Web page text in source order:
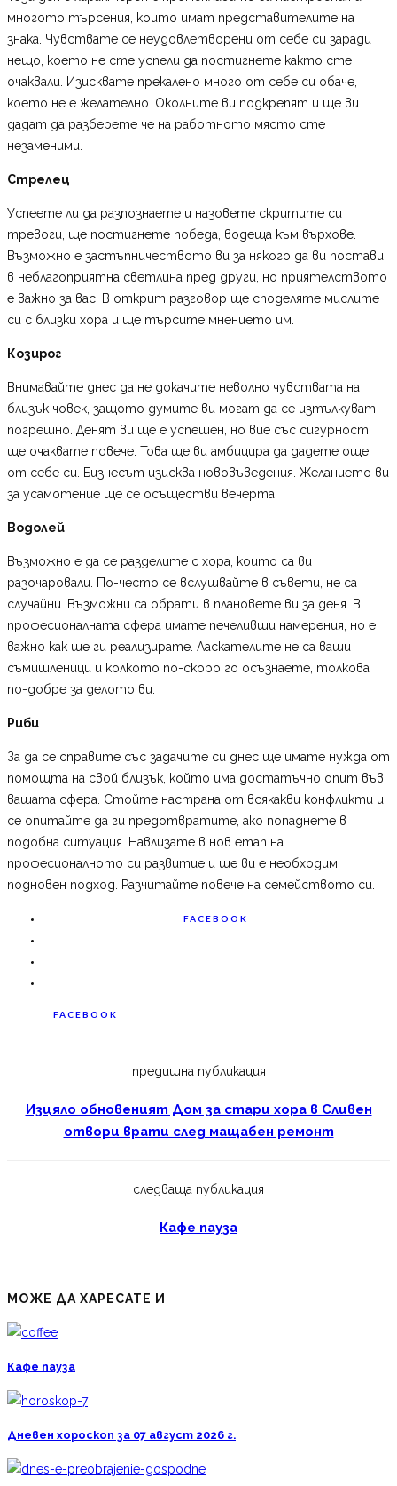
многото търсения, които имат представителите на
знака. Чувствате се неудовлетворени от себе си заради
нещо, което не сте успели да постигнете както сте
очаквали. Изисквате прекалено много от себе си обаче,
което не е желателно. Околните ви подкрепят и ще ви
дадат да разберете че на работното място сте
незаменими.
Стрелец
Успеете ли да разпознаете и назовете скритите си
тревоги, ще постигнете победа, водеща към върхове.
Възможно е застъпничеството ви за някого да ви постави
в неблагоприятна светлина пред други, но приятелството
е важно за вас. В открит разговор ще споделяте мислите
си с близки хора и ще търсите мнението им.
Козирог
Внимавайте днес да не докачите неволно чувствата на
близък човек, защото думите ви могат да се изтълкуват
погрешно. Денят ви ще е успешен, но вие със сигурност
ще очаквате повече. Това ще ви амбицира да дадете още
от себе си. Бизнесът изисква нововъведения. Желанието ви
за усамотение ще се осъществи вечерта.
Водолей
Възможно е да се разделите с хора, които са ви
разочаровали. По-често се вслушвайте в съвети, не са
случайни. Възможни са обрати в плановете ви за деня. В
професионалната сфера имате печеливши намерения, но е
важно как ще ги реализирате. Ласкателите не са ваши
съмишленици и колкото по-скоро го осъзнаете, толкова
по-добре за делото ви.
Риби
За да се справите със задачите си днес ще имате нужда от
помощта на свой близък, който има достатъчно опит във
вашата сфера. Стойте настрана от всякакви конфликти и
се опитайте да ги предотвратите, ако попаднете в
подобна ситуация. Навлизате в нов етап на
професионалното си развитие и ще ви е необходим
подновен подход. Разчитайте повече на семейството си.
FACEBOOK
FACEBOOK
предишна публикация
Изцяло обновеният Дом за стари хора в Сливен
отвори врати след мащабен ремонт
следваща публикация
Кафе пауза
МОЖЕ ДА ХАРЕСАТЕ И
Кафе пауза
Дневен хороскоп за 07 август 2026 г.